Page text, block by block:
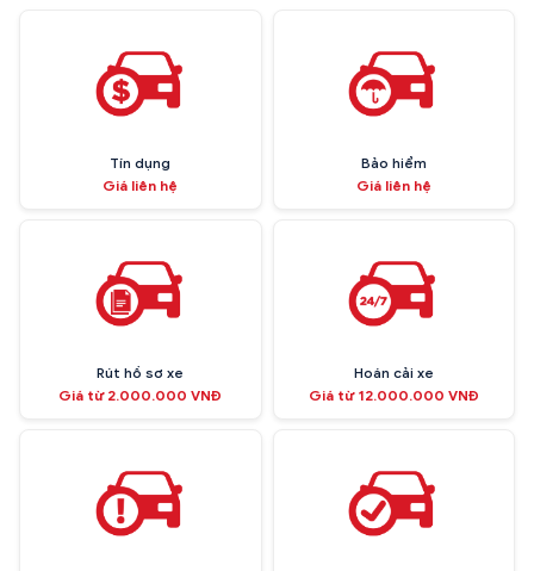
Tín dụng
Giá liên hệ
Bảo hiểm
Giá liên hệ
Rút hồ sơ xe
Giá từ 2.000.000 VNĐ
Hoán cải xe
Giá từ 12.000.000 VNĐ